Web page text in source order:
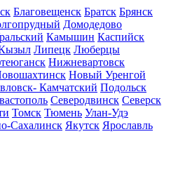
Благовещенск Братск Брянск
Домодедово
Камышин Каспийск
Липецк Люберцы
Нижневартовск
Новый Уренгой
Камчатский Подольск
Северодвинск Северск
Томск Тюмень Улан-Удэ
Сахалинск Якутск Ярославль